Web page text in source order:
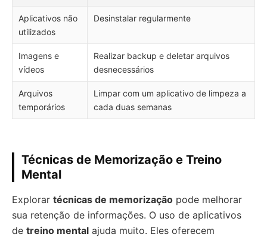
Aplicativos não
utilizados
Desinstalar regularmente
Imagens e
vídeos
Realizar backup e deletar arquivos
desnecessários
Arquivos
temporários
Limpar com um aplicativo de limpeza a
cada duas semanas
Técnicas de Memorização e Treino
Mental
Explorar técnicas de memorização pode melhorar
sua retenção de informações. O uso de aplicativos
de treino mental ajuda muito. Eles oferecem